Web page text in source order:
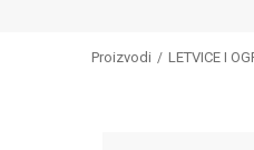
Proizvodi LETVICE I